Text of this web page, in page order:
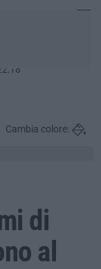
Cambia colore:
di
al